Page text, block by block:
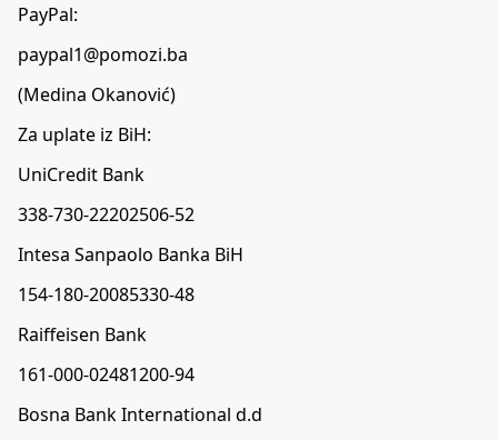
PayPal:
paypal1@pomozi.ba
(Medina Okanović)
Za uplate iz BiH:
UniCredit Bank
338-730-22202506-52
Intesa Sanpaolo Banka BiH
154-180-20085330-48
Raiffeisen Bank
161-000-02481200-94
Bosna Bank International d.d